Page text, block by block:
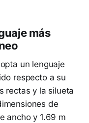
más
un lenguaje
respecto a su
rectas y la silueta
de
ancho y 1.69 m